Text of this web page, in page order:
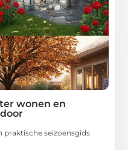
wonen en
seizoensgids